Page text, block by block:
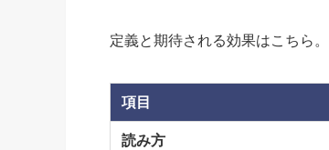
定義と期待される効果はこちら。
項目
読み方